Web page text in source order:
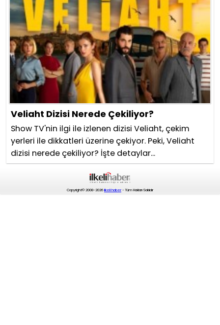
Veliaht Dizisi Nerede Çekiliyor?
Show TV'nin ilgi ile izlenen dizisi Veliaht, çekim
yerleri ile dikkatleri üzerine çekiyor. Peki, Veliaht
dizisi nerede çekiliyor? İşte detaylar...
Copyright© 2008-2026ilkeli haber- Tüm Hakları Saklıdır